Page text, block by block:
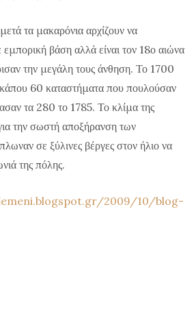
τα μακαρόνια αρχίζουν να
εμπορική βάση αλλά είναι τον 18ο αιώνα
την μεγάλη τους άνθηση. Το 1700
60 καταστήματα που πουλούσαν
τα 280 το 1785. Το κλίμα της
την σωστή αποξήρανση των
σε ξύλινες βέργες στον ήλιο να
της πόλης.
2009/10/blog-